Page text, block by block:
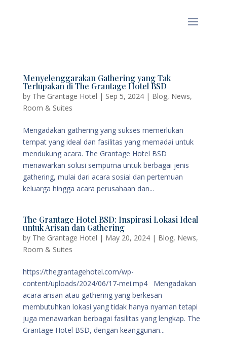
Menyelenggarakan Gathering yang Tak
Terlupakan di The Grantage Hotel BSD
by The Grantage Hotel | Sep 5, 2024| Blog, News,
Room & Suites
Mengadakan gathering yang sukses memerlukan
tempat yang ideal dan fasilitas yang memadai untuk
mendukung acara. The Grantage Hotel BSD
menawarkan solusi sempurna untuk berbagai jenis
gathering, mulai dari acara sosial dan pertemuan
keluarga hingga acara perusahaan dan...
The Grantage Hotel BSD: Inspirasi Lokasi Ideal
untuk Arisan dan Gathering
by The Grantage Hotel | May 20, 2024| Blog, News,
Room & Suites
https://thegrantagehotel.com/wp-
content/uploads/2024/06/17-mei.mp4 Mengadakan
acara arisan atau gathering yang berkesan
membutuhkan lokasi yang tidak hanya nyaman tetapi
juga menawarkan berbagai fasilitas yang lengkap. The
Grantage Hotel BSD, dengan keanggunan...